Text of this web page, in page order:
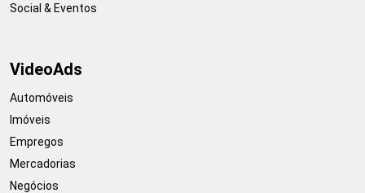
Social & Eventos
VideoAds
Automóveis
Imóveis
Empregos
Mercadorias
Negócios